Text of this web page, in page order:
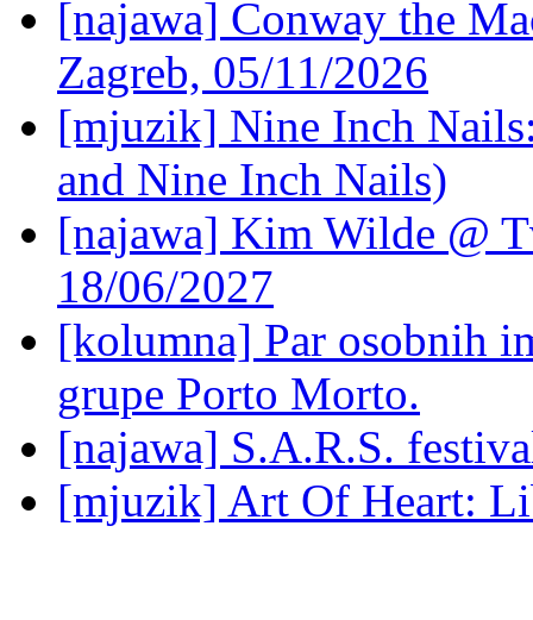
[najawa] Conway the
Zagreb, 05/11/2026
[mjuzik] Nine Inch
and Nine Inch Nails)
[najawa] Kim Wilde @
18/06/2027
[kolumna] Par osobnih
grupe Porto Morto.
[najawa] S.A.R.S.
[mjuzik] Art Of Heart: